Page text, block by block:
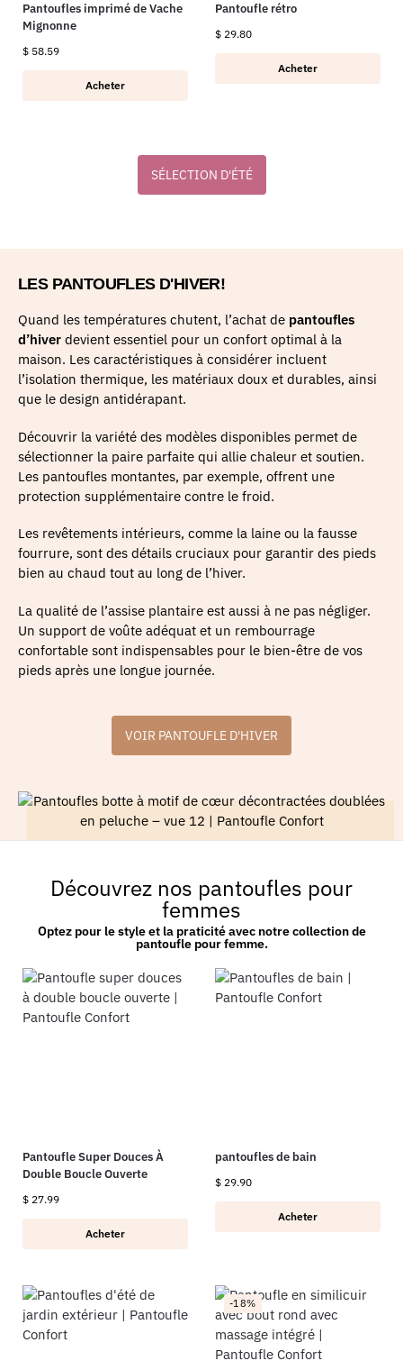
Pantoufles imprimé de Vache
Mignonne
$ 58.59
Acheter
Pantoufle rétro
$ 29.80
Acheter
SÉLECTION D'ÉTÉ
LES PANTOUFLES D'HIVER!
Quand les températures chutent, l’achat de pantoufles
d’hiver devient essentiel pour un confort optimal à la
maison. Les caractéristiques à considérer incluent
l’isolation thermique, les matériaux doux et durables, ainsi
que le design antidérapant.
Découvrir la variété des modèles disponibles permet de
sélectionner la paire parfaite qui allie chaleur et soutien.
Les pantoufles montantes, par exemple, offrent une
protection supplémentaire contre le froid.
Les revêtements intérieurs, comme la laine ou la fausse
fourrure, sont des détails cruciaux pour garantir des pieds
bien au chaud tout au long de l’hiver.
La qualité de l’assise plantaire est aussi à ne pas négliger.
Un support de voûte adéquat et un rembourrage
confortable sont indispensables pour le bien-être de vos
pieds après une longue journée.
VOIR PANTOUFLE D'HIVER
Découvrez nos pantoufles pour
femmes
Optez pour le style et la praticité avec notre collection de
pantoufle pour femme.
Pantoufle Super Douces À
Double Boucle Ouverte
$ 27.99
Acheter
pantoufles de bain
$ 29.90
Acheter
-18%